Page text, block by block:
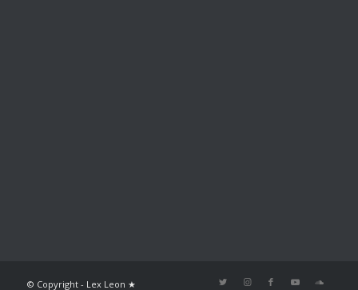
© Copyright - Lex Leon ★